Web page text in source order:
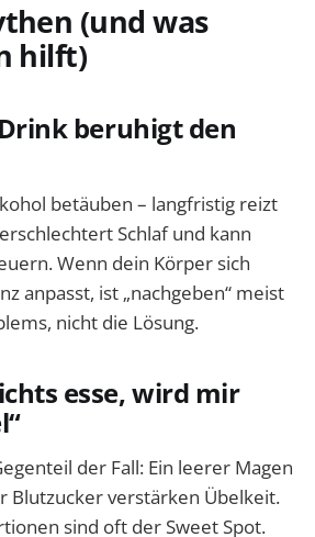
(und was
hilft)
beruhigt den
betäuben – langfristig reizt
Schlaf und kann
Wenn dein Körper sich
anpasst, ist „nachgeben“ meist
nicht die Lösung.
esse, wird mir
der Fall: Ein leerer Magen
Blutzucker verstärken Übelkeit.
sind oft der Sweet Spot.